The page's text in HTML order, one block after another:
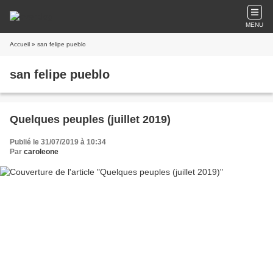
MENU
Accueil » san felipe pueblo
san felipe pueblo
Quelques peuples (juillet 2019)
Publié le 31/07/2019 à 10:34
Par caroleone